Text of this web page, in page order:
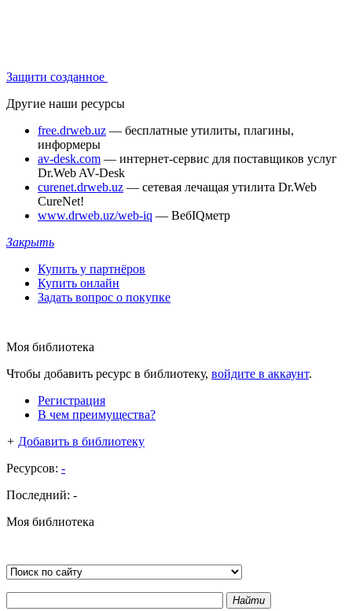
Защити созданное
Другие наши ресурсы
free.drweb.uz — бесплатные утилиты, плагины,
информеры
av-desk.com — интернет-сервис для поставщиков услуг
Dr.Web AV-Desk
curenet.drweb.uz — сетевая лечащая утилита Dr.Web
CureNet!
www.drweb.uz/web-iq — ВебIQметр
Закрыть
Купить у партнёров
Купить онлайн
Задать вопрос о покупке
Моя библиотека
Чтобы добавить ресурс в библиотеку, войдите в аккаунт.
Регистрация
В чем преимущества?
+ Добавить в библиотеку
Ресурсов: -
Последний: -
Моя библиотека
Найти